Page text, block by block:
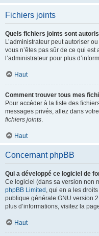
Fichiers joints
Quels fichiers joints sont
L’administrateur peut autoriser
vous n’êtes pas sûr de ce qui
l’administrateur pour plus
Haut
Comment trouver tous mes
Pour accéder à la liste des
messages privés, allez dans
fichiers joints.
Haut
Concernant phpBB
Qui a développé ce logiciel de
Ce logiciel (dans sa version non
phpBB Limited , qui en a les
publique générale GNU version
plus d’informations, visitez la
Haut